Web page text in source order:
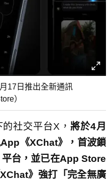
17日推出全新通訊
）
的社交平台X，將於4月
《XChat》，首波鎖
台，並已在App Store
》強打「完全無廣